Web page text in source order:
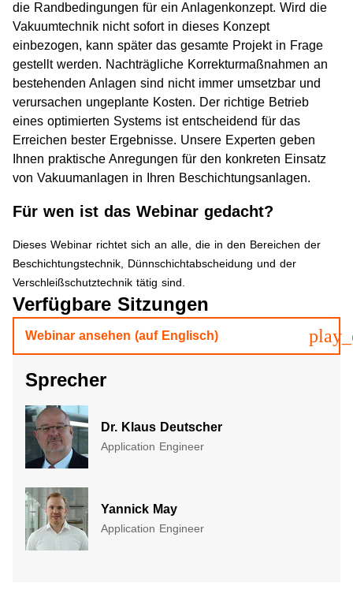
die Randbedingungen für ein Anlagenkonzept. Wird die
Vakuumtechnik nicht sofort in dieses Konzept
einbezogen, kann später das gesamte Projekt in Frage
gestellt werden. Nachträgliche Korrekturmaßnahmen an
bestehenden Anlagen sind nicht immer umsetzbar und
verursachen ungeplante Kosten. Der richtige Betrieb
eines optimierten Systems ist entscheidend für das
Erreichen bester Ergebnisse. Unsere Experten geben
Ihnen praktische Anregungen für den konkreten Einsatz
von Vakuumanlagen in Ihren Beschichtungsanlagen.
Für wen ist das Webinar gedacht?
​​​Dieses Webinar richtet sich an alle, die in den Bereichen der
Beschichtungstechnik, Dünnschichtabscheidung und der
Verschleißschutztechnik tätig sind.
Verfügbare Sitzungen
Webinar ansehen (auf Englisch)
Sprecher
Dr. Klaus Deutscher
Application Engineer
Yannick May
Application Engineer